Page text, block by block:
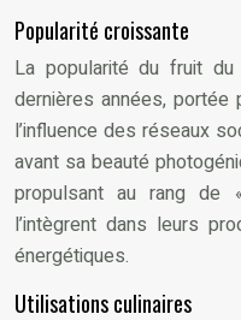
Popularité croissante
La popularité du fruit
dernières années,
l’influence des réseaux
avant sa beauté
propulsant au rang de
l’intègrent dans leurs
énergétiques.
Utilisations culinaires